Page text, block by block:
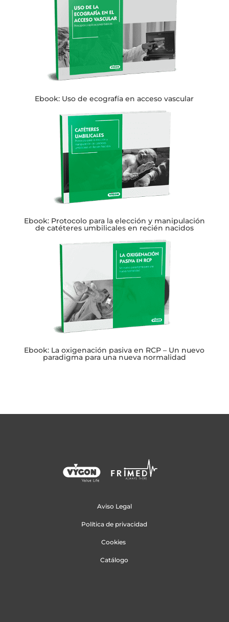
Ebook: Uso de ecografía en acceso vascular
Ebook: Protocolo para la elección y manipulación
de catéteres umbilicales en recién nacidos
Ebook: La oxigenación pasiva en RCP – Un nuevo
paradigma para una nueva normalidad
Aviso Legal
Política de privacidad
Cookies
Catálogo